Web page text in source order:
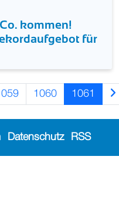
kommen!
für
1060 1061
Datenschutz RSS